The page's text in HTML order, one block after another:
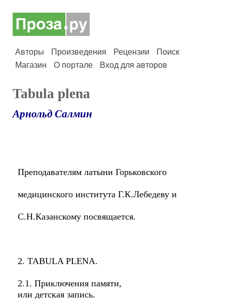
Авторы Произведения Рецензии
Поиск
Магазин
О портале Вход для авторов
Tabula plena
Арнольд Салмин
Преподавателям латыни Горьковского
медицинского института Г.К.Лебедеву и
С.Н.Казанскому посвящается.
2. TABULA PLENA.
2.1. Приключения памяти,
или детская запись.